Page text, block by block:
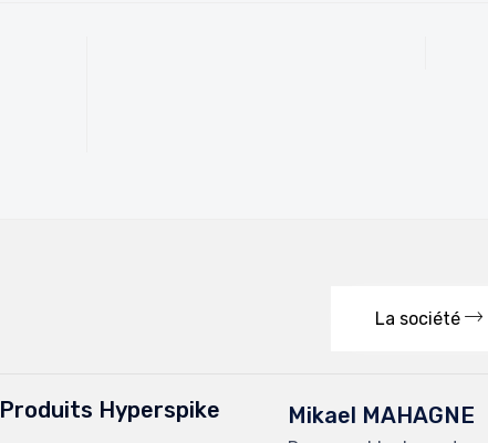
La société
Produits Hyperspike Mikael MAHAGNE